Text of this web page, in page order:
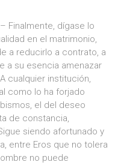
Finalmente, dígase lo
en el matrimonio,
a reducirlo a contrato, a
a su esencia amenazar
cualquier institución,
como lo ha forjado
el del deseo
de constancia,
siendo afortunado y
entre Eros que no tolera
no puede